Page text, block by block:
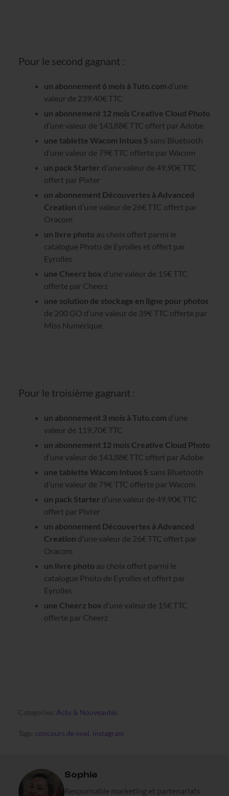
Pour le second gagnant :
un abonnement 6 mois à Tuto.com d’une
valeur de 239,40€ TTC
un abonnement 12 mois Creative Cloud Photo
d’une valeur de 143,88€ TTC offert par Adobe
une tablette Wacom Intuos S sans Bluetooth
d’une valeur de 79€ TTC offerte par Wacom
un pack Starter d’une valeur de 49,90€ TTC
offert par Pixter
un abonnement Découvertes à Advanced
Creation d’une valeur de 26€ TTC offert par
Oracom
un livre photo au choix offert parmi le
catalogue Photo de Eyrolles et offert par
Eyrolles
une Cheerz box d’une valeur de 15€ TTC
offerte par Cheerz
une solution de stockage en ligne pour photos
de 200 GO d’une valeur de 39€ TTC offerte par
Miss Numérique
Pour le troisième gagnant :
un abonnement 3 mois à Tuto.com d’une
valeur de 119,70€ TTC
un abonnement 12 mois Creative Cloud Photo
d’une valeur de 143,88€ TTC offert par Adobe
une tablette Wacom Intuos S sans Bluetooth
d’une valeur de 79€ TTC offerte par Wacom
un pack Starter d’une valeur de 49,90€ TTC
offert par Pixter
un abonnement Découvertes à Advanced
Creation d’une valeur de 26€ TTC offert par
Oracom
un livre photo au choix offert parmi le
catalogue Photo de Eyrolles et offert par
Eyrolles
une Cheerz box d’une valeur de 15€ TTC
offerte par Cheerz
Categories: Actu & Nouveautés
Tags: concours de noel instagram
Sophie
Responsable marketing et partenariats